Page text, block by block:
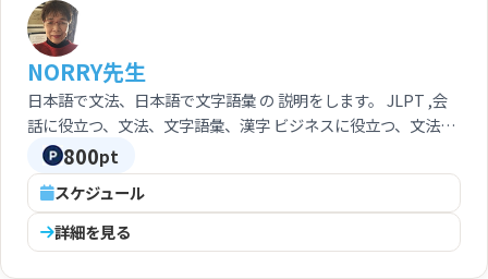
日本語で文法、日本語で文字語彙 の 説明をします。 JLPT ,会
話に役立つ、文法、文字語彙、漢字 ビジネスに役立つ、文法、
文字語彙、漢字
NORRY先生
800pt
スケジュール
詳細を見る